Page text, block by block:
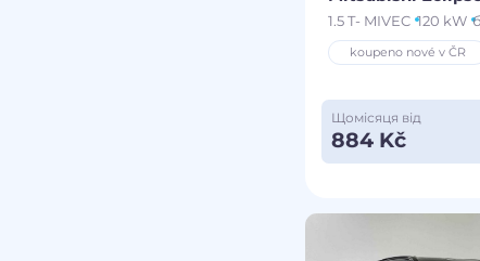
1.5 T- MIVEC 120 kW
koupeno nové v ČR
Щомісяця від
884 Kč